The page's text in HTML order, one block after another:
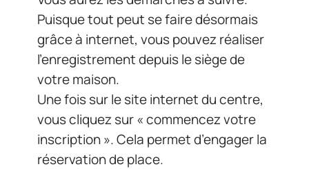
Puisque tout peut se faire désormais
grâce à internet, vous pouvez réaliser
l’enregistrement depuis le siège de
votre maison.
Une fois sur le site internet du centre,
vous cliquez sur « commencez votre
inscription ». Cela permet d’engager la
réservation de place.